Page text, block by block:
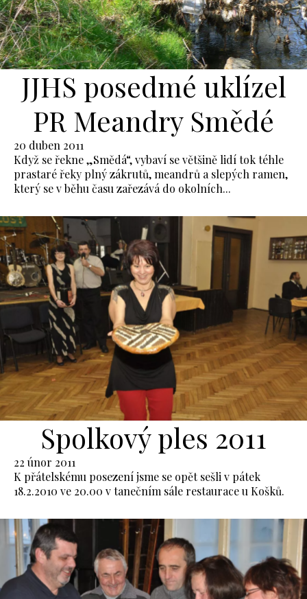
JJHS posedmé uklízel
PR Meandry Smědé
20 duben 2011
Když se řekne „Smědá“, vybaví se většině lidí tok téhle
prastaré řeky plný zákrutů, meandrů a slepých ramen,
který se v běhu času zařezává do okolních...
Spolkový ples 2011
22 únor 2011
K přátelskému posezení jsme se opět sešli v pátek
18.2.2010 ve 20.00 v tanečním sále restaurace u Košků.